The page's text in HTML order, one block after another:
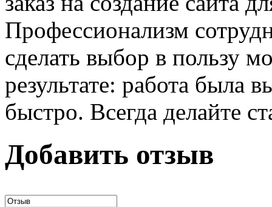
Профессионализм
сделать выбор в пользу
результате: работа была
быстро. Всегда делайте
Добавить отзыв